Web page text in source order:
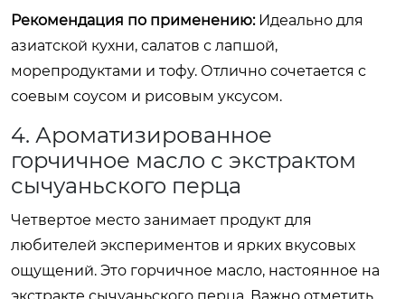
Рекомендация по применению:Идеально для
азиатской кухни, салатов с лапшой,
морепродуктами и тофу. Отлично сочетается с
соевым соусом и рисовым уксусом.
4. Ароматизированное
горчичное масло с экстрактом
сычуаньского перца
Четвертое место занимает продукт для
любителей экспериментов и ярких вкусовых
ощущений. Это горчичное масло, настоянное на
экстракте сычуаньского перца. Важно отметить,